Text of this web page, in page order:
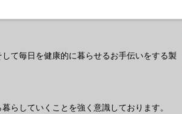
て毎日を健康的に暮らせるお手伝いをする製
らしていくことを強く意識しております。